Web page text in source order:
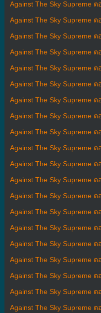
Against The Sky Supreme ต
Against The Sky Supreme ต
Against The Sky Supreme ต
Against The Sky Supreme ต
Against The Sky Supreme ต
Against The Sky Supreme ต
Against The Sky Supreme ต
Against The Sky Supreme ต
Against The Sky Supreme ต
Against The Sky Supreme ต
Against The Sky Supreme
Against The Sky Supreme ต
Against The Sky Supreme ต
Against The Sky Supreme ต
Against The Sky Supreme
Against The Sky Supreme
Against The Sky Supreme ต
Against The Sky Supreme ต
Against The Sky Supreme ต
Against The Sky Supreme ต